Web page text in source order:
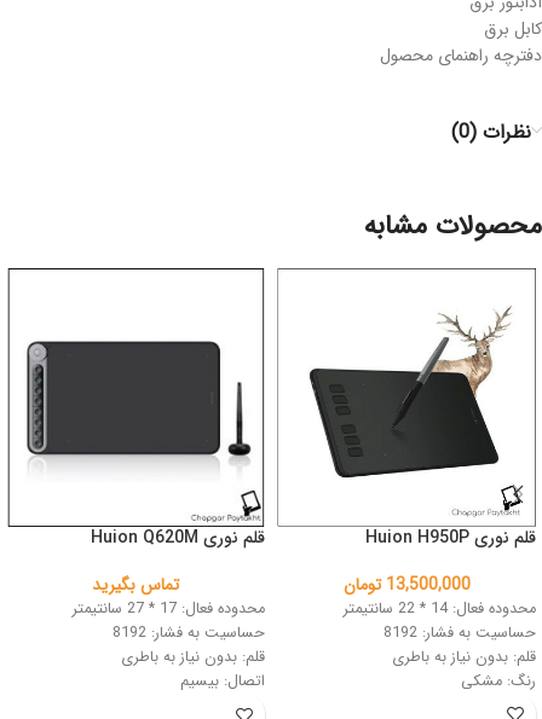
کابل برق
دفترچه راهنمای محصول
نظرات (0)
محصولات مشابه
قلم نوری Huion H950P
13,500,000 تومان
محدوده فعال: 14 * 22 سانتیمتر
حساسیت به فشار: 8192
قلم: بدون نیاز به باطری
رنگ: مشکی
قلم نوری Huion Q620M
تماس بگیرید
محدوده فعال: 17 * 27 سانتیمتر
حساسیت به فشار: 8192
قلم: بدون نیاز به باطری
اتصال: بیسیم
رنگ: مشکی